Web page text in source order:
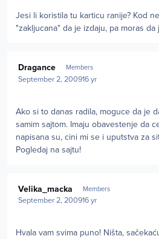
Jesi li koristila tu karticu ranije? Kod
"zakljucana" da je izdaju, pa moras da
Dragance Members
September 2, 200916 yr
Ako si to danas radila, moguce da je
samim sajtom. Imaju obavestenje da
napisana su, cini mi se i uputstva za
Pogledaj na sajtu!
Velika_macka Members
September 2, 200916 yr
Hvala vam svima puno! Ništa,